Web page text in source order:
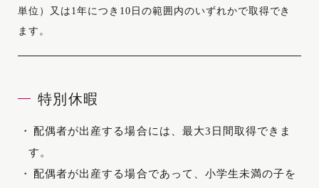
単位）又は1年につき10日の範囲内のいずれかで取得でき
ます。
特別休暇
配偶者が出産する場合には、最大3日間取得できま
す。
配偶者が出産する場合であって、小学生未満の子を